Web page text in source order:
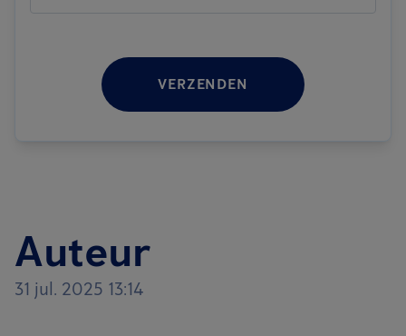
VERZENDEN
Auteur
31 jul. 2025 13:14